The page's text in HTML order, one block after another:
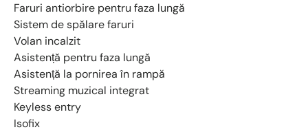
Faruri antiorbire pentru faza lungă
Sistem de spălare faruri
Volan incalzit
Asistență pentru faza lungă
Asistență la pornirea în rampă
Streaming muzical integrat
Keyless entry
Isofix